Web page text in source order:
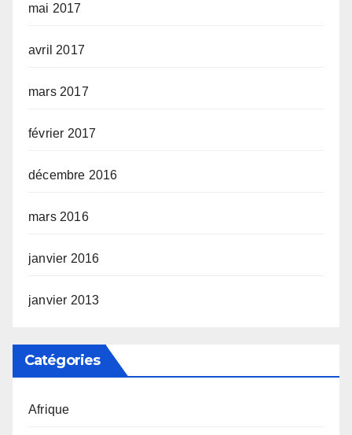
mai 2017
avril 2017
mars 2017
février 2017
décembre 2016
mars 2016
janvier 2016
janvier 2013
Catégories
Afrique